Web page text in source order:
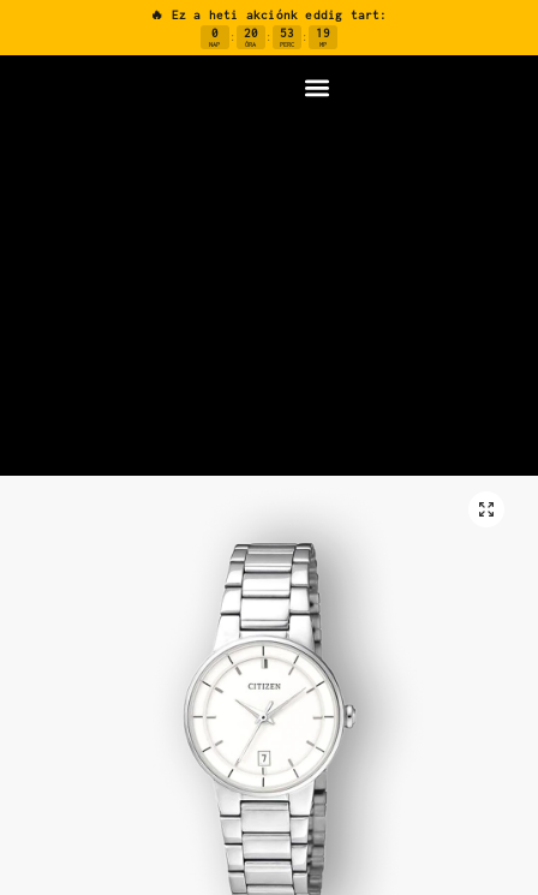
🔥 Ez a heti akciónk eddig tart:
0
NAP
: 20
ÓRA
: 53
PERC
: 18
MP